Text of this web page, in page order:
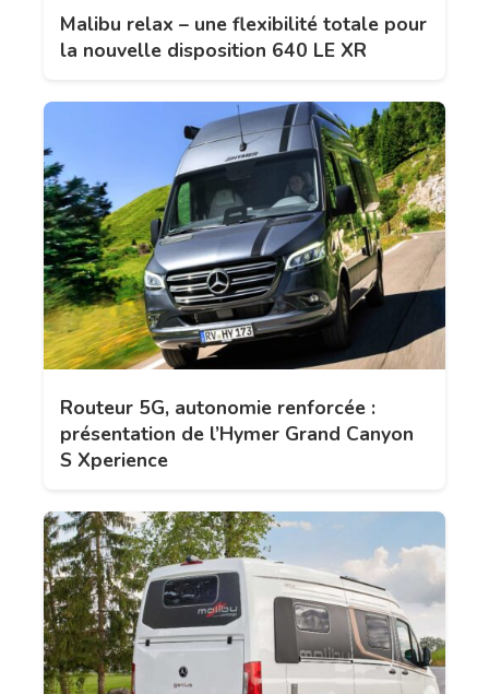
Malibu relax – une flexibilité totale pour
la nouvelle disposition 640 LE XR
Routeur 5G, autonomie renforcée :
présentation de l’Hymer Grand Canyon
S Xperience